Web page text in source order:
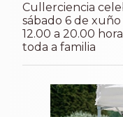
Cullerciencia
sábado 6 de
12.00 a 20.00
toda a familia